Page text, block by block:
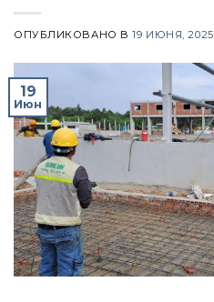
ОПУБЛИКОВАНО В19 ИЮНЯ, 2025
19
Июн